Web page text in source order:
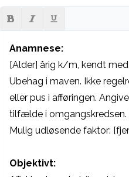
Anamnese:
[Alder] årig k/m, kendt
Ubehag i maven. Ikke
eller pus i afføringen.
tilfælde i omgangskredsen.
Mulig udløsende faktor:
Objektivt: